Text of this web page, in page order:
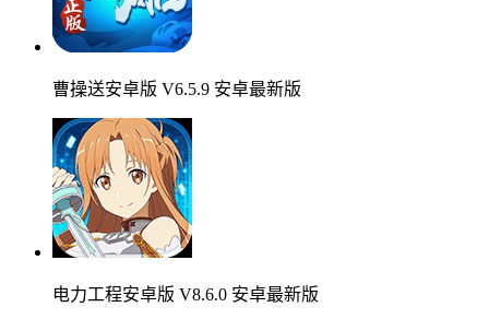
曹操送安卓版 V6.5.9 安卓最新版
电力工程安卓版 V8.6.0 安卓最新版